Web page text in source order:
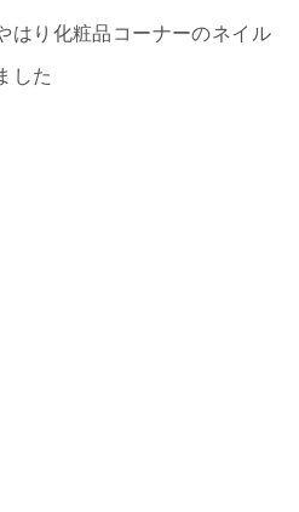
はり化粧品コーナーのネイル
した